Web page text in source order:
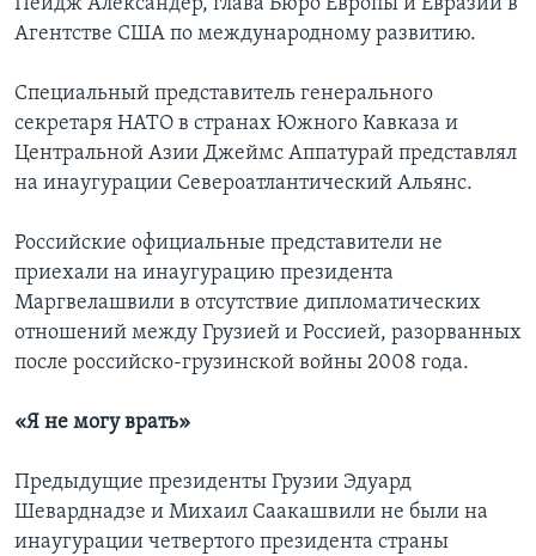
Пейдж Александер, глава Бюро Европы и Евразии в
Агентстве США по международному развитию.
Специальный представитель генерального
секретаря НАТО в странах Южного Кавказа и
Центральной Азии Джеймс Аппатурай представлял
на инаугурации Североатлантический Альянс.
Российские официальные представители не
приехали на инаугурацию президента
Маргвелашвили в отсутствие дипломатических
отношений между Грузией и Россией, разорванных
после российско-грузинской войны 2008 года.
«Я не могу врать»
Предыдущие президенты Грузии Эдуард
Шеварднадзе и Михаил Саакашвили не были на
инаугурации четвертого президента страны